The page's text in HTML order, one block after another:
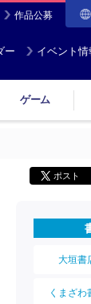
作品公募
ー イベント情
ゲーム
ポスト
大垣書
くまざわ